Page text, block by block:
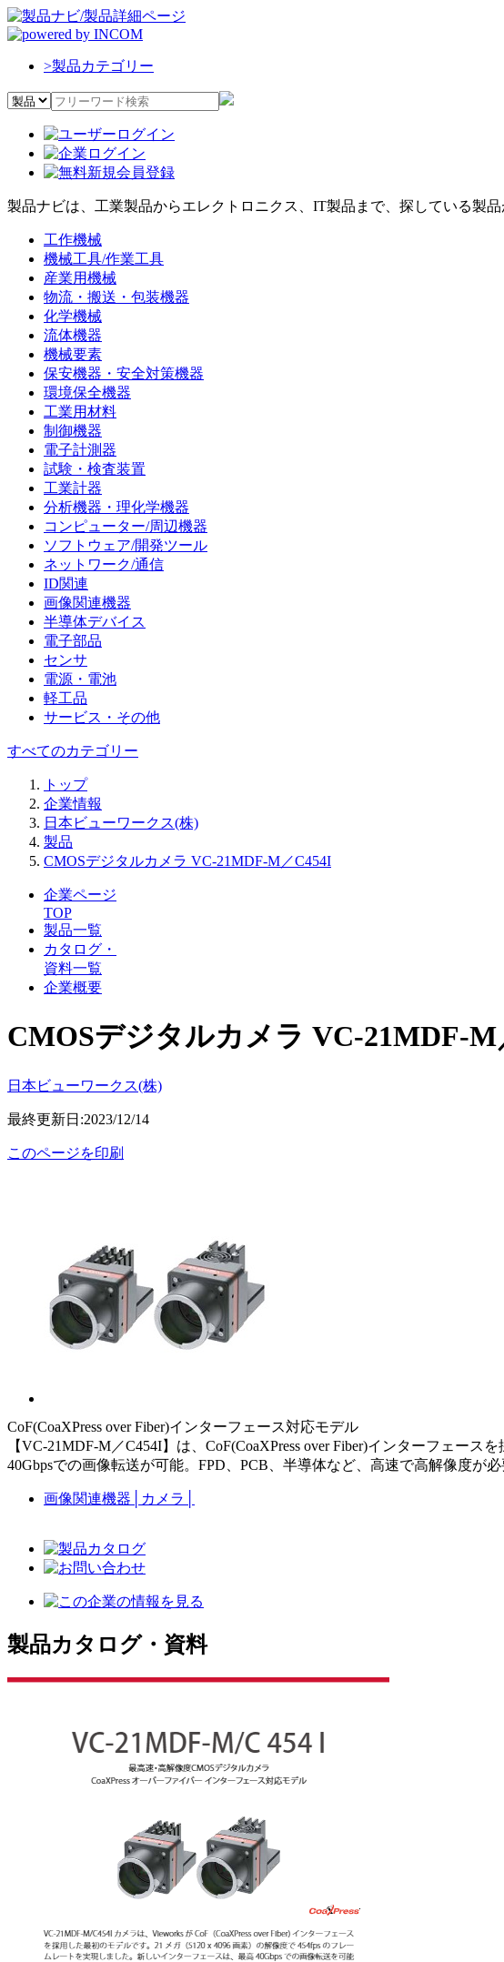
>製品カテゴリー
製品ナビは、工業製品からエレクトロニクス、IT製品まで、探している製
工作機械
機械工具/作業工具
産業用機械
物流・搬送・包装機器
化学機械
流体機器
機械要素
保安機器・安全対策機器
環境保全機器
工業用材料
制御機器
電子計測器
試験・検査装置
工業計器
分析機器・理化学機器
コンピューター/周辺機器
ソフトウェア/開発ツール
ネットワーク/通信
ID関連
画像関連機器
半導体デバイス
電子部品
センサ
電源・電池
軽工品
サービス・その他
すべてのカテゴリー
トップ
企業情報
日本ビューワークス(株)
製品
CMOSデジタルカメラ VC-21MDF-M／C454I
企業ページ
TOP
製品一覧
カタログ・
資料一覧
企業概要
CMOSデジタルカメラ VC-21MDF-M
日本ビューワークス(株)
最終更新日:2023/12/14
このページを印刷
CoF(CoaXPress over Fiber)インターフェース対応モデル
【VC-21MDF-M／C454I】は、CoF(CoaXPress over Fiber)インターフェー
40Gbpsでの画像転送が可能。FPD、PCB、半導体など、高速で高解像度が
画像関連機器 カメラ
製品カタログ・資料